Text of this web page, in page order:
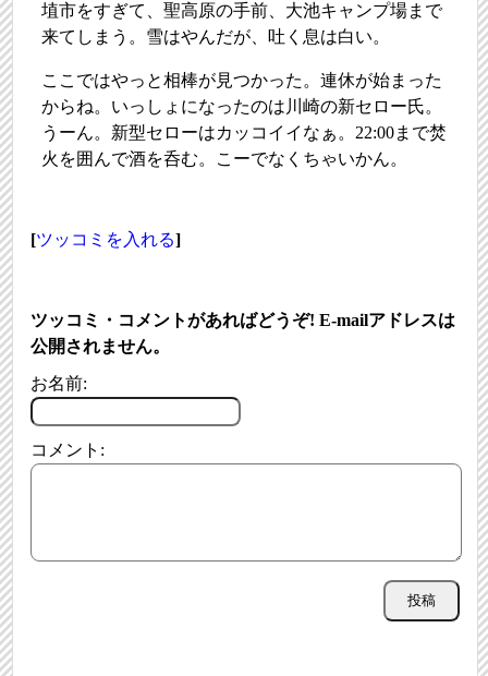
埴市をすぎて、聖高原の手前、大池キャンプ場まで
来てしまう。雪はやんだが、吐く息は白い。
ここではやっと相棒が見つかった。連休が始まった
からね。いっしょになったのは川崎の新セロー氏。
うーん。新型セローはカッコイイなぁ。22:00まで焚
火を囲んで酒を呑む。こーでなくちゃいかん。
[ツッコミを入れる]
ツッコミ・コメントがあればどうぞ! E-mailアドレスは
公開されません。
お名前:
コメント: